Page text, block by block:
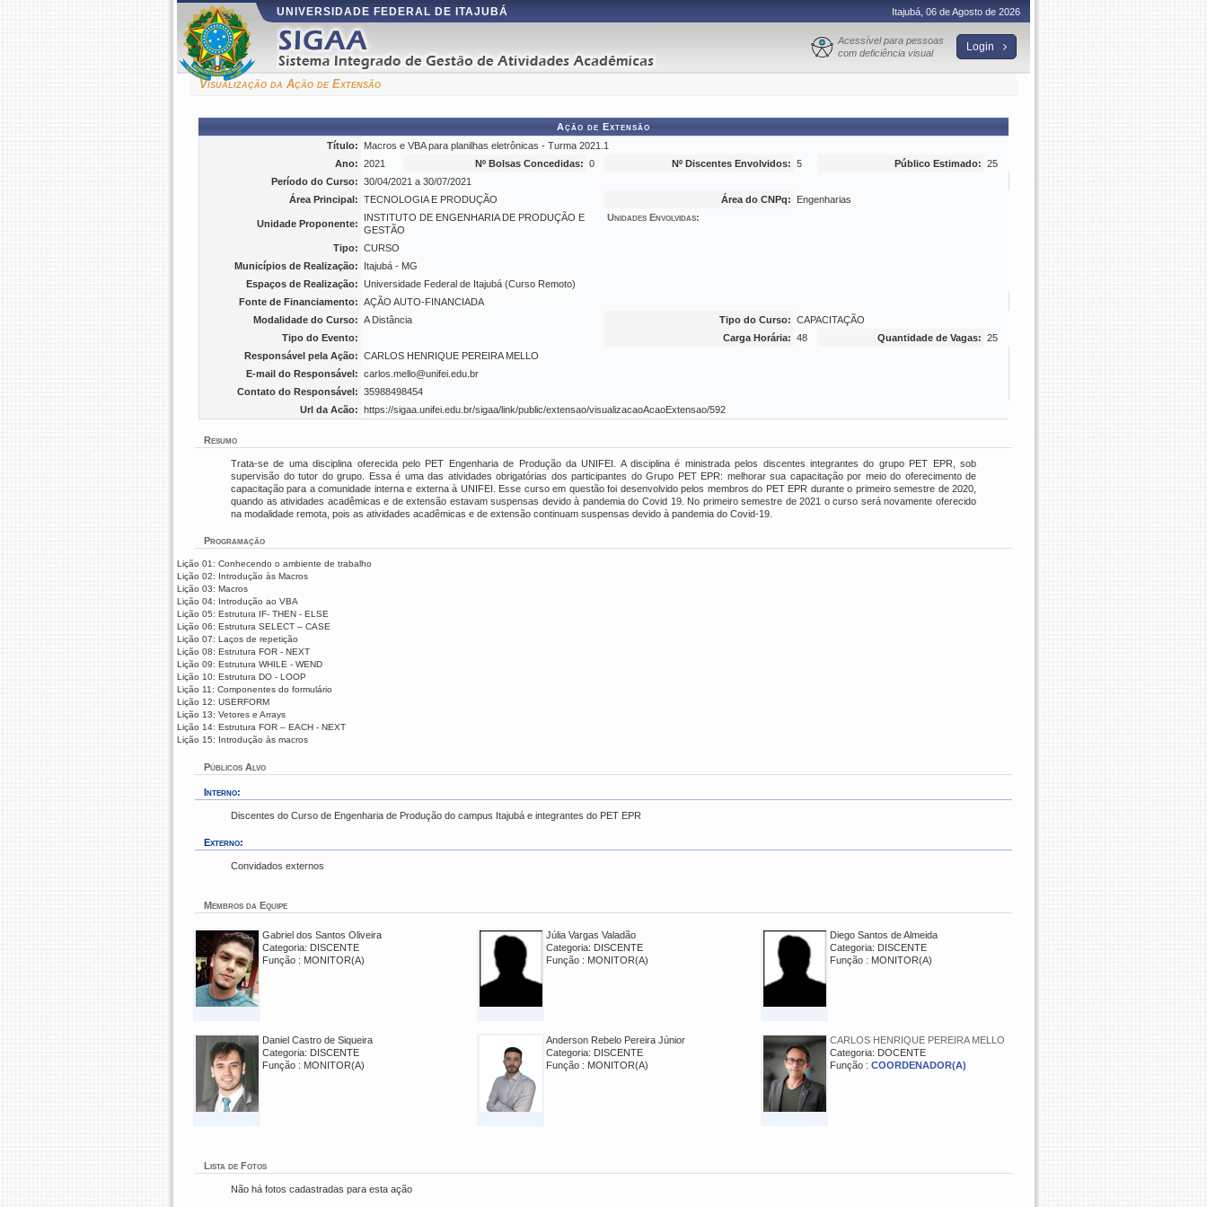
UNIVERSIDADE FEDERAL DE ITAJUBÁ Itajubá, 06 de Agosto de 2026
Acessível para pessoas
com deficiência visual
Login
Visualização da Ação de Extensão
Ação de Extensão
Título:
Macros e VBA para planilhas eletrônicas - Turma 2021.1
Ano: 2021 Nº Bolsas Concedidas: 0 Nº Discentes Envolvidos: 5 Público Estimado: 25
Período do Curso: 30/04/2021 a 30/07/2021
Área Principal: TECNOLOGIA E PRODUÇÃO Área do CNPq: Engenharias
Unidade Proponente:
INSTITUTO DE ENGENHARIA DE PRODUÇÃO E
GESTÃO
Unidades Envolvidas:
Tipo: CURSO
Municípios de Realização:
Itajubá - MG
Espaços de Realização: Universidade Federal de Itajubá (Curso Remoto)
Fonte de Financiamento: AÇÃO AUTO-FINANCIADA
Modalidade do Curso: A Distância Tipo do Curso: CAPACITAÇÃO
Tipo do Evento:
Carga Horária: 48 Quantidade de Vagas: 25
Responsável pela Ação: CARLOS HENRIQUE PEREIRA MELLO
E-mail do Responsável: carlos.mello@unifei.edu.br
Contato do Responsável: 35988498454
Url da Acão: https://sigaa.unifei.edu.br/sigaa/link/public/extensao/visualizacaoAcaoExtensao/592
Resumo
Trata-se de uma disciplina oferecida pelo PET Engenharia de Produção da UNIFEI. A disciplina é ministrada pelos discentes integrantes do grupo PET EPR, sob
supervisão do tutor do grupo. Essa é uma das atividades obrigatórias dos participantes do Grupo PET EPR: melhorar sua capacitação por meio do oferecimento de
capacitação para a comunidade interna e externa à UNIFEI. Esse curso em questão foi desenvolvido pelos membros do PET EPR durante o primeiro semestre de 2020,
quando as atividades acadêmicas e de extensão estavam suspensas devido à pandemia do Covid 19. No primeiro semestre de 2021 o curso será novamente oferecido
na modalidade remota, pois as atividades acadêmicas e de extensão continuam suspensas devido à pandemia do Covid-19.
Programação
Lição 01: Conhecendo o ambiente de trabalho
Lição 02: Introdução às Macros
Lição 03: Macros
Lição 04: Introdução ao VBA
Lição 05: Estrutura IF- THEN - ELSE
Lição 06: Estrutura SELECT – CASE
Lição 07: Laços de repetição
Lição 08: Estrutura FOR - NEXT
Lição 09: Estrutura WHILE - WEND
Lição 10: Estrutura DO - LOOP
Lição 11: Componentes do formulário
Lição 12: USERFORM
Lição 13: Vetores e Arrays
Lição 14: Estrutura FOR – EACH - NEXT
Lição 15: Introdução às macros
Públicos Alvo
Interno:
Discentes do Curso de Engenharia de Produção do campus Itajubá e integrantes do PET EPR
Externo:
Convidados externos
Membros da Equipe
Gabriel dos Santos Oliveira
Categoria: DISCENTE
Função : MONITOR(A)
Júlia Vargas Valadão
Categoria: DISCENTE
Função : MONITOR(A)
Diego Santos de Almeida
Categoria: DISCENTE
Função : MONITOR(A)
Daniel Castro de Siqueira
Categoria: DISCENTE
Função : MONITOR(A)
Anderson Rebelo Pereira Júnior
Categoria: DISCENTE
Função : MONITOR(A)
CARLOS HENRIQUE PEREIRA MELLO
Categoria: DOCENTE
Função : COORDENADOR(A)
Lista de Fotos
Não há fotos cadastradas para esta ação